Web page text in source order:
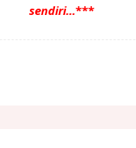
sendiri...***